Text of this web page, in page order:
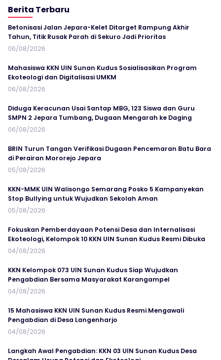
Berita Terbaru
Betonisasi Jalan Jepara-Kelet Ditarget Rampung Akhir
Tahun, Titik Rusak Parah di Sekuro Jadi Prioritas
06/08/2026
Mahasiswa KKN UIN Sunan Kudus Sosialisasikan Program
Ekoteologi dan Digitalisasi UMKM
06/08/2026
Diduga Keracunan Usai Santap MBG, 123 Siswa dan Guru
SMPN 2 Jepara Tumbang, Dugaan Mengarah ke Daging
06/08/2026
BRIN Turun Tangan Verifikasi Dugaan Pencemaran Batu Bara
di Perairan Mororejo Jepara
05/08/2026
KKN-MMK UIN Walisongo Semarang Posko 5 Kampanyekan
Stop Bullying untuk Wujudkan Sekolah Aman
05/08/2026
Fokuskan Pemberdayaan Potensi Desa dan Internalisasi
Ekoteologi, Kelompok 10 KKN UIN Sunan Kudus Resmi Dibuka
04/08/2026
KKN Kelompok 073 UIN Sunan Kudus Siap Wujudkan
Pengabdian Bersama Masyarakat Karangampel
04/08/2026
15 Mahasiswa KKN UIN Sunan Kudus Resmi Mengawali
Pengabdian di Desa Langenharjo
04/08/2026
Langkah Awal Pengabdian: KKN 03 UIN Sunan Kudus Desa